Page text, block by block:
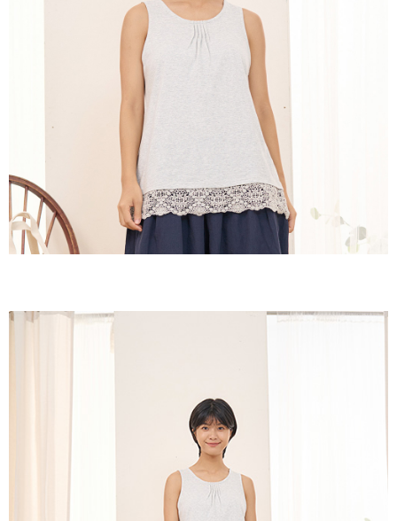
ATM／網路銀行／等多元方式進行付款，方視為交易完成。
※ 請注意：結帳手續完成當下不需立刻繳費，但若您需要取消訂單，請聯絡
購買商品的店家。未經商家同意取消之訂單仍視為有效，需透過AFTEE先享
※ 交易是否成功請以「AFTEE先享後付 」之結帳頁面顯示為準，若有關於
是否繳費成功／繳費後需取消欲退款等相關疑問，請聯繫「AFTEE先享後付
https://netprotections.freshdesk.com/support/home
１．透過由恩沛科技股份有限公司提供之「AFTEE先享後付」服務完成之交
易，需依本服務之必要範圍內提供個人資料，並將交易相關給付款項請求債
權轉讓予恩沛科技股份有限公司。
２．關於個人資料處理事宜，請瀏覽以下網址：
https://aftee.tw/terms/#terms3
３．未成年的使用者請事先徵得法定代理人或監護人之同意方可使用
「AFTEE先享後付」，若未經同意申辦者引起之損失，本公司不負相關責
請求用戶進行身份認證。
５．嚴禁一人註冊多個帳號或使用他人資訊註冊。若發現惡意使用之情形，
每筆NT$60，滿NT$2,000(含以上)免運費
每筆NT$60，滿NT$2,000(含以上)免運費
黑貓宅急便(包裹尺寸60cm以下)
每筆NT$100，滿NT$2,000(含以上)免運費
黑貓宅急便(包裹尺寸90cm以下)
每筆NT$140，滿NT$2,000(含以上)免運費